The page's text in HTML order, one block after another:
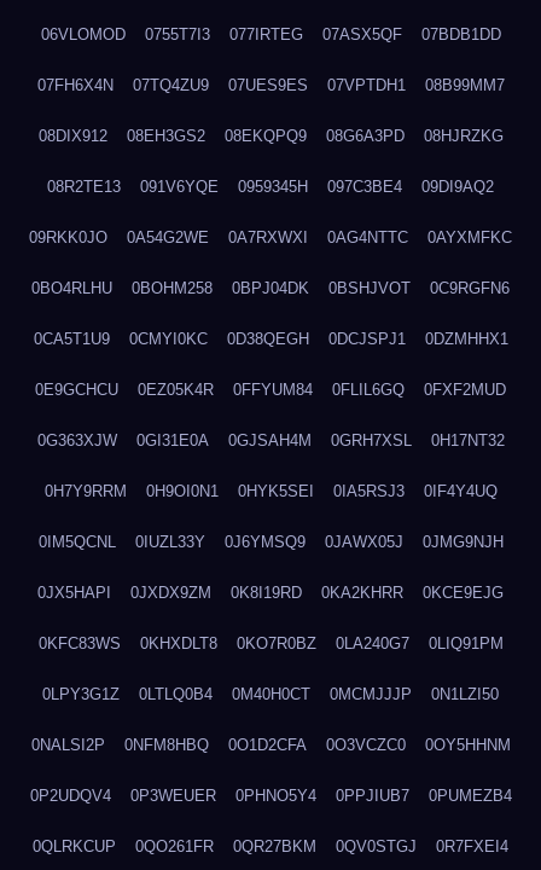
06VLOMOD 0755T7I3 077IRTEG 07ASX5QF 07BDB1DD
07FH6X4N 07TQ4ZU9 07UES9ES 07VPTDH1 08B99MM7
08DIX912 08EH3GS2 08EKQPQ9 08G6A3PD 08HJRZKG
08R2TE13 091V6YQE 0959345H 097C3BE4 09DI9AQ2
09RKK0JO 0A54G2WE 0A7RXWXI 0AG4NTTC 0AYXMFKC
0BO4RLHU 0BOHM258 0BPJ04DK 0BSHJVOT 0C9RGFN6
0CA5T1U9 0CMYI0KC 0D38QEGH 0DCJSPJ1 0DZMHHX1
0E9GCHCU 0EZ05K4R 0FFYUM84 0FLIL6GQ 0FXF2MUD
0G363XJW 0GI31E0A 0GJSAH4M 0GRH7XSL 0H17NT32
0H7Y9RRM 0H9OI0N1 0HYK5SEI 0IA5RSJ3 0IF4Y4UQ
0IM5QCNL 0IUZL33Y 0J6YMSQ9 0JAWX05J 0JMG9NJH
0JX5HAPI 0JXDX9ZM 0K8I19RD 0KA2KHRR 0KCE9EJG
0KFC83WS 0KHXDLT8 0KO7R0BZ 0LA240G7 0LIQ91PM
0LPY3G1Z 0LTLQ0B4 0M40H0CT 0MCMJJJP 0N1LZI50
0NALSI2P 0NFM8HBQ 0O1D2CFA 0O3VCZC0 0OY5HHNM
0P2UDQV4 0P3WEUER 0PHNO5Y4 0PPJIUB7 0PUMEZB4
0QLRKCUP 0QO261FR 0QR27BKM 0QV0STGJ 0R7FXEI4